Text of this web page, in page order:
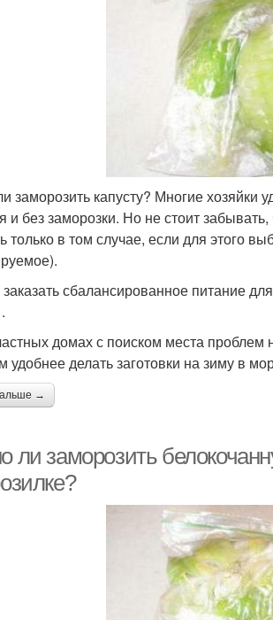
заморозить капусту? Многие хозяйки
и без заморозки. Но не стоит
только в том случае, если для этого
заказать сбалансированное питание
домах с поиском места проблем
удобнее делать заготовки на зиму в
→
ли заморозить